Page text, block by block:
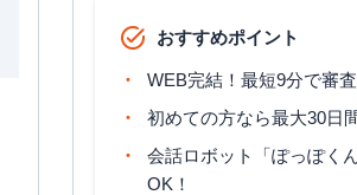
おすすめポイント
WEB完結！最短9分で審
初めての方なら最大30日
会話ロボット「ぽっぽく
OK！